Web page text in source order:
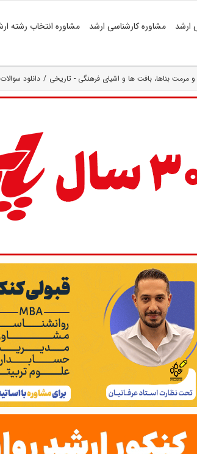
ارشد مشاوره کارشناسی ارشد مشاوره انتخاب رشته
مرمت بناها، بافت‌ ها و اشیای فرهنگی - تاریخی دانلود سوالات و کلید کنکور